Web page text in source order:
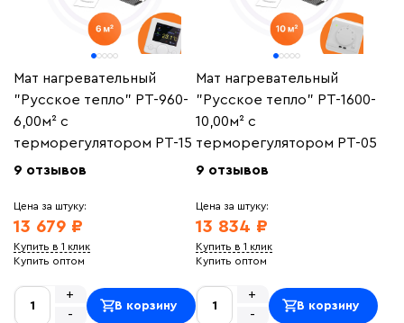
Мат нагревательный
"Русское тепло" РТ-960-
6,00м² с
терморегулятором РТ-15
9 отзывов
Цена за штуку:
13 679 ₽
Купить в 1 клик
Купить оптом
-
+
В корзину
Мат нагревательный
"Русское тепло" РТ-1600-
10,00м² с
терморегулятором РТ-05
9 отзывов
Цена за штуку:
13 834 ₽
Купить в 1 клик
Купить оптом
-
+
В корзину